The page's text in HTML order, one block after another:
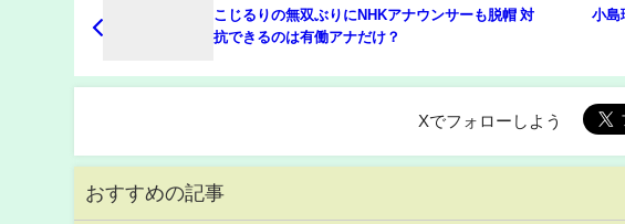
こじるりの無双ぶりにNHKアナウンサーも脱帽 対
抗できるのは有働アナだけ？
小島
Xでフォローしよう
おすすめの記事